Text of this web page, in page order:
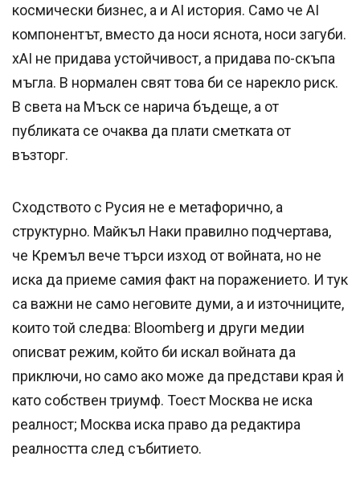
космически бизнес, а и AI история. Само че AI
компонентът, вместо да носи яснота, носи загуби.
xAI не придава устойчивост, а придава по-скъпа
мъгла. В нормален свят това би се нарекло риск.
В света на Мъск се нарича бъдеще, а от
публиката се очаква да плати сметката от
възторг.
Сходството с Русия не е метафорично, а
структурно. Майкъл Наки правилно подчертава,
че Кремъл вече търси изход от войната, но не
иска да приеме самия факт на поражението. И тук
са важни не само неговите думи, а и източниците,
които той следва: Bloomberg и други медии
описват режим, който би искал войната да
приключи, но само ако може да представи края ѝ
като собствен триумф. Тоест Москва не иска
реалност; Москва иска право да редактира
реалността след събитието.